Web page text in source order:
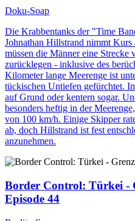
Doku-Soap
Die Krabbentanks der "Time
Johnathan Hillstrand nimmt
müssen die Männer eine
zurücklegen - inklusive des
Kilometer lange Meerenge ist
tückischen Untiefen gefürchtet.
auf Grund oder kentern sogar.
besonders heftig in der
von 100 km/h. Einige Skipper
ab, doch Hillstrand ist fest
anzunehmen.
Border Control: Türkei -
Episode 44